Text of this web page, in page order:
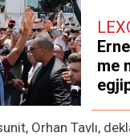
me
Orhan Tavlı,